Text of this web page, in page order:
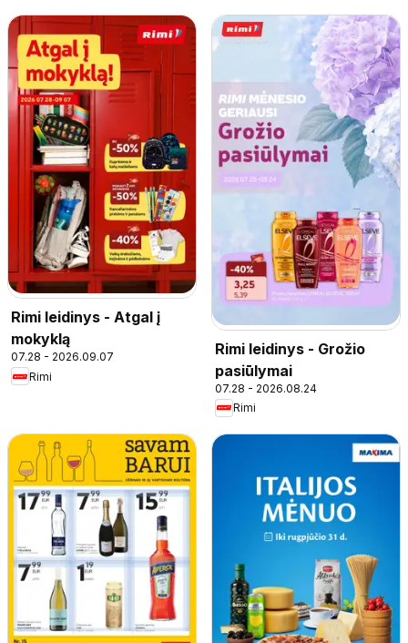
Rimi leidinys - Atgal į
mokyklą
07.28 - 2026.09.07
Rimi
Rimi leidinys - Grožio
pasiūlymai
07.28 - 2026.08.24
Rimi